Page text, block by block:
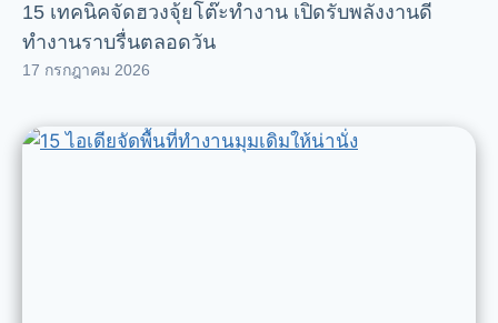
15 เทคนิคจัดฮวงจุ้ยโต๊ะทำงาน เปิดรับพลังงานดี
ทำงานราบรื่นตลอดวัน
17 กรกฎาคม 2026